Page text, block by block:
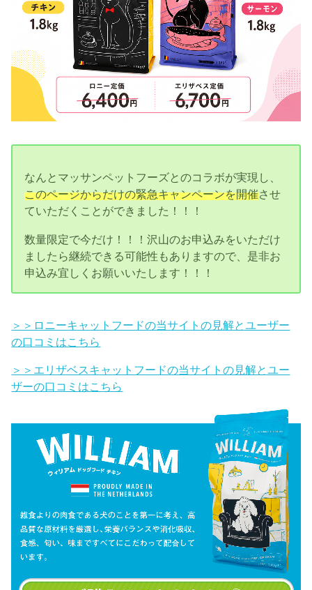
なんとマッサンペットフーズとのコラボが実現し、
このページからだけの緊急キャンペーンを開催させ
ていただくことができました！！！
数量限定で今だけ！！！沢山のお申込みをいただけ
ましたら継続できる可能性もありますので、是非お
申込み宜しくお願いいたします！！！
＞＞ロニーキャットフードの当サイトの見解とユーザー
の口コミはこちら
＞＞エリザベスキャットフードの当サイトの見解とユー
ザーの口コミはこちら